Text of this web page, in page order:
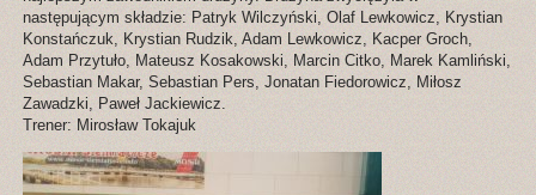
następującym składzie: Patryk Wilczyński, Olaf Lewkowicz, Krystian
Konstańczuk, Krystian Rudzik, Adam Lewkowicz, Kacper Groch,
Adam Przytuło, Mateusz Kosakowski, Marcin Citko, Marek Kamliński,
Sebastian Makar, Sebastian Pers, Jonatan Fiedorowicz, Miłosz
Zawadzki, Paweł Jackiewicz.
Trener: Mirosław Tokajuk